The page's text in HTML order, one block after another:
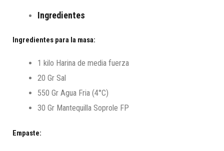
Ingredientes
Ingredientes para la masa:
1 kilo Harina de media fuerza
20 Gr Sal
550 Gr Agua Fria (4°C)
30 Gr Mantequilla Soprole FP
Empaste: